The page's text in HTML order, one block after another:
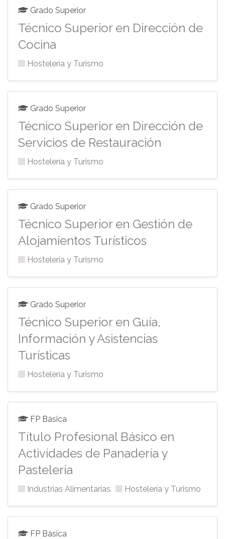
Grado Superior
Técnico Superior en Dirección de
Cocina
Hostelería y Turismo
Grado Superior
Técnico Superior en Dirección de
Servicios de Restauración
Hostelería y Turismo
Grado Superior
Técnico Superior en Gestión de
Alojamientos Turísticos
Hostelería y Turismo
Grado Superior
Técnico Superior en Guía,
Información y Asistencias
Turísticas
Hostelería y Turismo
FP Básica
Título Profesional Básico en
Actividades de Panadería y
Pastelería
Industrias Alimentarias Hostelería y Turismo
FP Básica